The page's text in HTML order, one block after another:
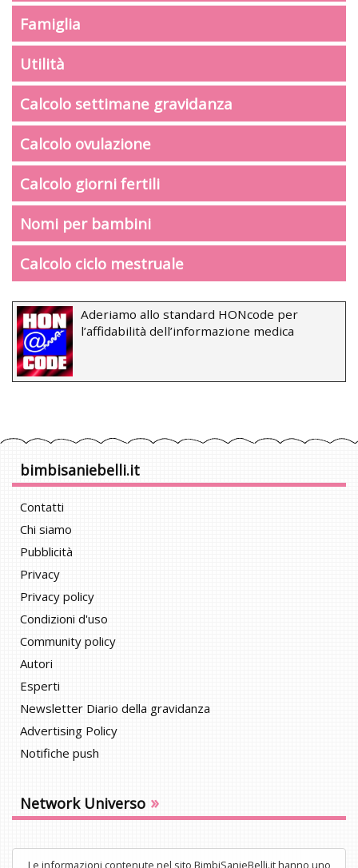
Famiglia
Utilità
Calcolo settimane gravidanza
Calcolo ovulazione
Calcolo giorni fertili
Nomi per bambini
Calcolo ciclo mestruale
Aderiamo allo standard HONcode per
l’affidabilità dell’informazione medica
bimbisaniebelli.it
Contatti
Chi siamo
Pubblicità
Privacy
Privacy policy
Condizioni d'uso
Community policy
Autori
Esperti
Newsletter Diario della gravidanza
Advertising Policy
Notifiche push
Network Universo »
Le informazioni contenute nel sito BimbiSanieBelli.it hanno uno